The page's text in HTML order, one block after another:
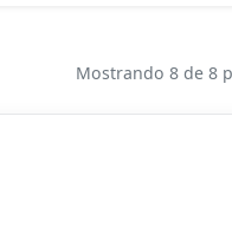
Mostrando 8 de 8